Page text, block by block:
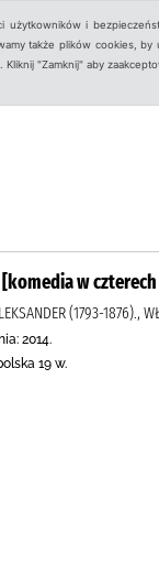
użytkowników i
także plików cookies,
"Zamknij" aby
w
(1793-1876).,
2014.
19 w.